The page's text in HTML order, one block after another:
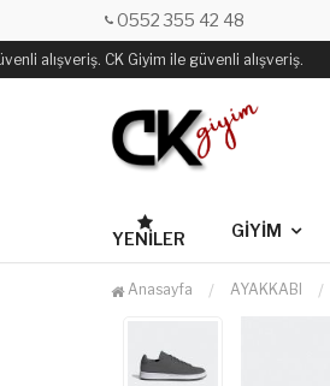
0552 355 42 48
alışveriş. CK Giyim ile güvenli alışveriş.
YENILER GİYİM
Anasayfa AYAKKABI